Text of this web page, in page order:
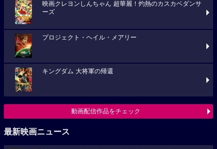
映画クレヨンしんちゃん 超華麗！灼熱のカスカベダンサ
ーズ
プロジェクト・ヘイル・メアリー
キングダム 大将軍の帰還
動画配信作品をチェック
最新映画ニュース